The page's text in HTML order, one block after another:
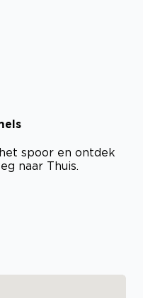
spoor en ontdek
naar Thuis.